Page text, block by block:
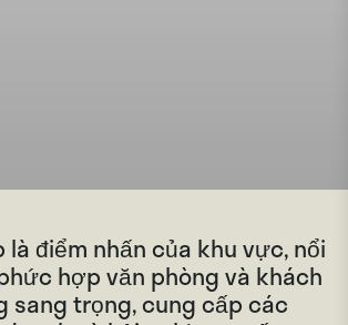
là điểm nhấn của khu vực, nổi
hợp văn phòng và khách
sang trọng, cung cấp các